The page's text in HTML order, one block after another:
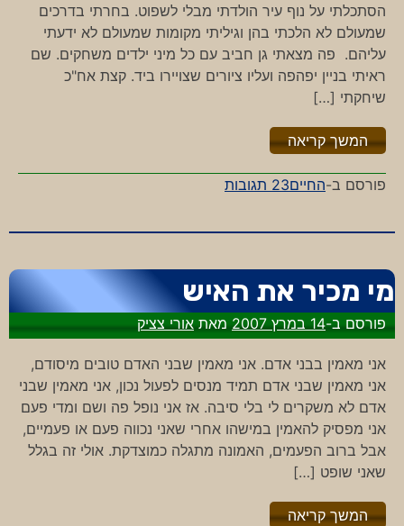
הסתכלתי על נוף עיר הולדתי מבלי לשפוט. בחרתי בדרכים
שמעולם לא הלכתי בהן וגיליתי מקומות שמעולם לא ידעתי
עליהם. פה מצאתי גן חביב עם כל מיני ילדים משחקים. שם
ראיתי בניין יפהפה ועליו ציורים שצויירו ביד. קצת אח"כ
שיחקתי […]
המשך קריאה"%s"
פורסם ב-החיים23 תגובות
על
בחו"ל
מי מכיר את האיש
פורסם ב-14 במרץ 2007 מאתאורי צציק
אני מאמין בבני אדם. אני מאמין שבני האדם טובים מיסודם,
אני מאמין שבני אדם תמיד מנסים לפעול נכון, אני מאמין שבני
אדם לא משקרים לי בלי סיבה. אז אני נופל פה ושם ומדי פעם
אני מפסיק להאמין במישהו אחרי שאני נכווה פעם או פעמיים,
אבל ברוב הפעמים, האמונה מתגלה כמוצדקת. אולי זה בגלל
שאני שופט […]
המשך קריאה"%s"